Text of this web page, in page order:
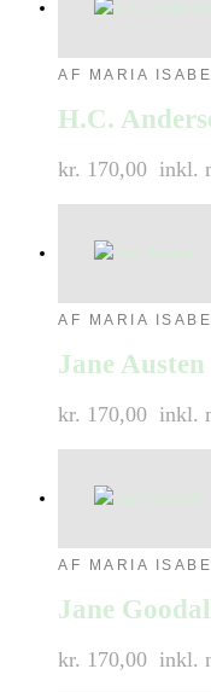
AF MARIA
H.C.
kr. 170,00 inkl.
AF MARIA
Jane Austen
kr. 170,00 inkl.
AF MARIA
Jane
kr. 170,00 inkl.